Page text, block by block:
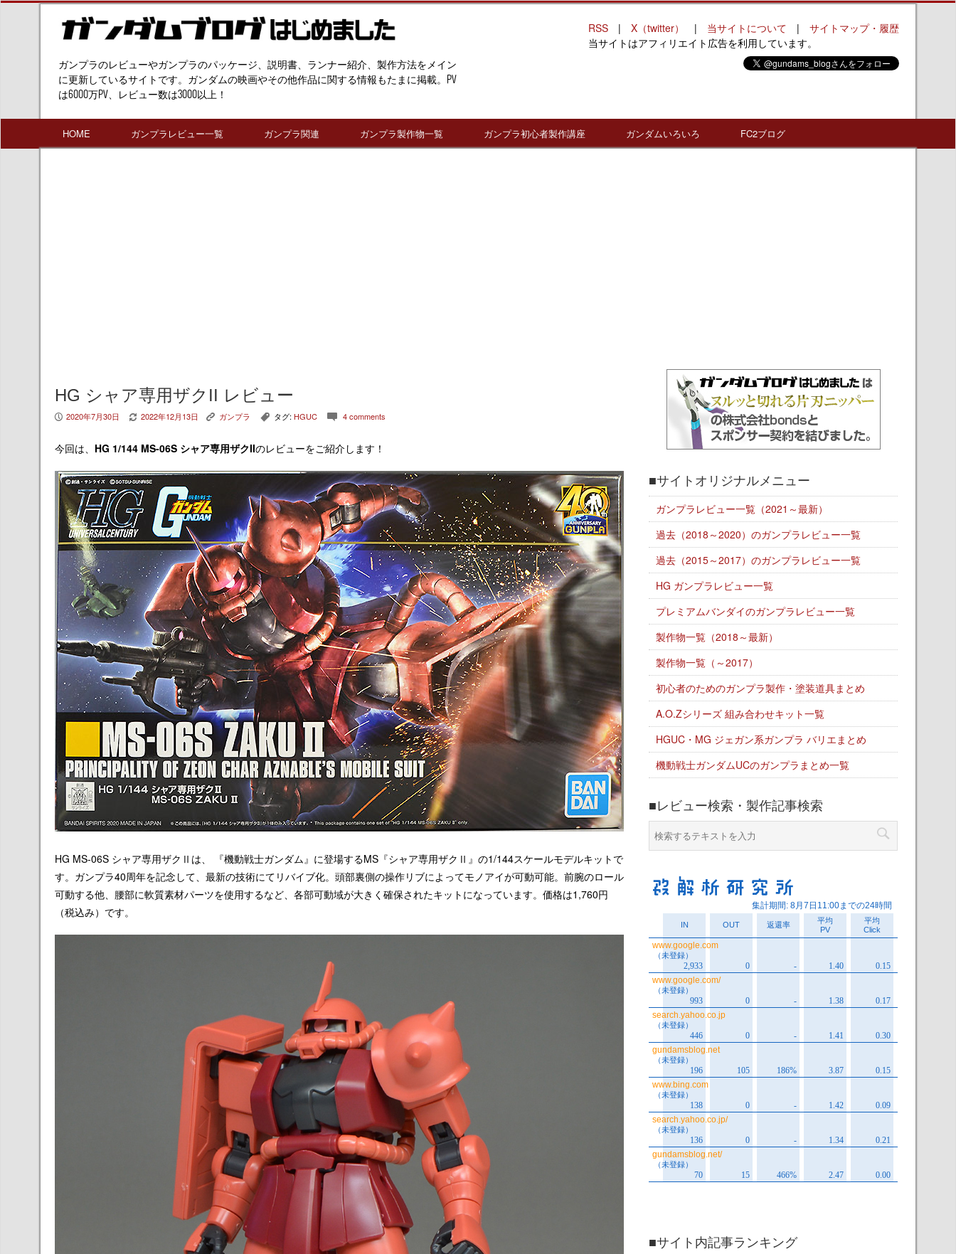
ガンプラのレビューやガンプラのパッケージ、説明書、ランナー紹介、製作方法をメイン
に更新しているサイトです。ガンダムの映画やその他作品に関する情報もたまに掲載。PV
は6000万PV、レビュー数は3000以上！
RSS | X（twitter） | 当サイトについて | サイトマップ・履歴
当サイトはアフィリエイト広告を利用しています。
HOME ガンプラレビュー一覧 ガンプラ関連 ガンプラ製作物一覧 ガンプラ初心者製作講座 ガンダムいろいろ FC2ブログ
HG シャア専用ザクII レビュー
P 2020年7月30日 V 2022年12月13日 K ガンプラ , タグ: HGUC c 4 comments
今回は、 HG 1/144 MS-06S シャア専用ザクIIのレビューをご紹介します！
HG MS-06S シャア専用ザクⅡは、 『機動戦士ガンダム』に登場するMS『シャア専用ザクⅡ』の1/144スケールモデルキットで
す。ガンプラ40周年を記念して、最新の技術にてリバイブ化。頭部裏側の操作リブによってモノアイが可動可能。前腕のロール
可動する他、腰部に軟質素材パーツを使用するなど、各部可動域が大きく確保されたキットになっています。価格は1,760円
（税込み）です。
■サイトオリジナルメニュー
ガンプラレビュー一覧（2021～最新）
過去（2018～2020）のガンプラレビュー一覧
過去（2015～2017）のガンプラレビュー一覧
HG ガンプラレビュー一覧
プレミアムバンダイのガンプラレビュー一覧
製作物一覧（2018～最新）
製作物一覧（～2017）
初心者のためのガンプラ製作・塗装道具まとめ
A.O.Zシリーズ 組み合わせキット一覧
HGUC・MG ジェガン系ガンプラ バリエまとめ
機動戦士ガンダムUCのガンプラまとめ一覧
■レビュー検索・製作記事検索
■サイト内記事ランキング